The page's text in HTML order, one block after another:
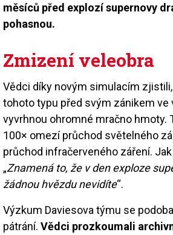
měsíců před explozí supernovy
pohasnou.
Zmizení veleobra
Vědci díky novým simulacím
tohoto typu před svým zánikem ve
vyvrhnou ohromné mračno hmoty.
100× omezí průchod světelného
průchod infračerveného záření. Jak
„Znamená to, že v den exploze
žádnou hvězdu nevidíte“.
Výzkum Daviesova týmu se
pátrání. Vědci prozkoumali